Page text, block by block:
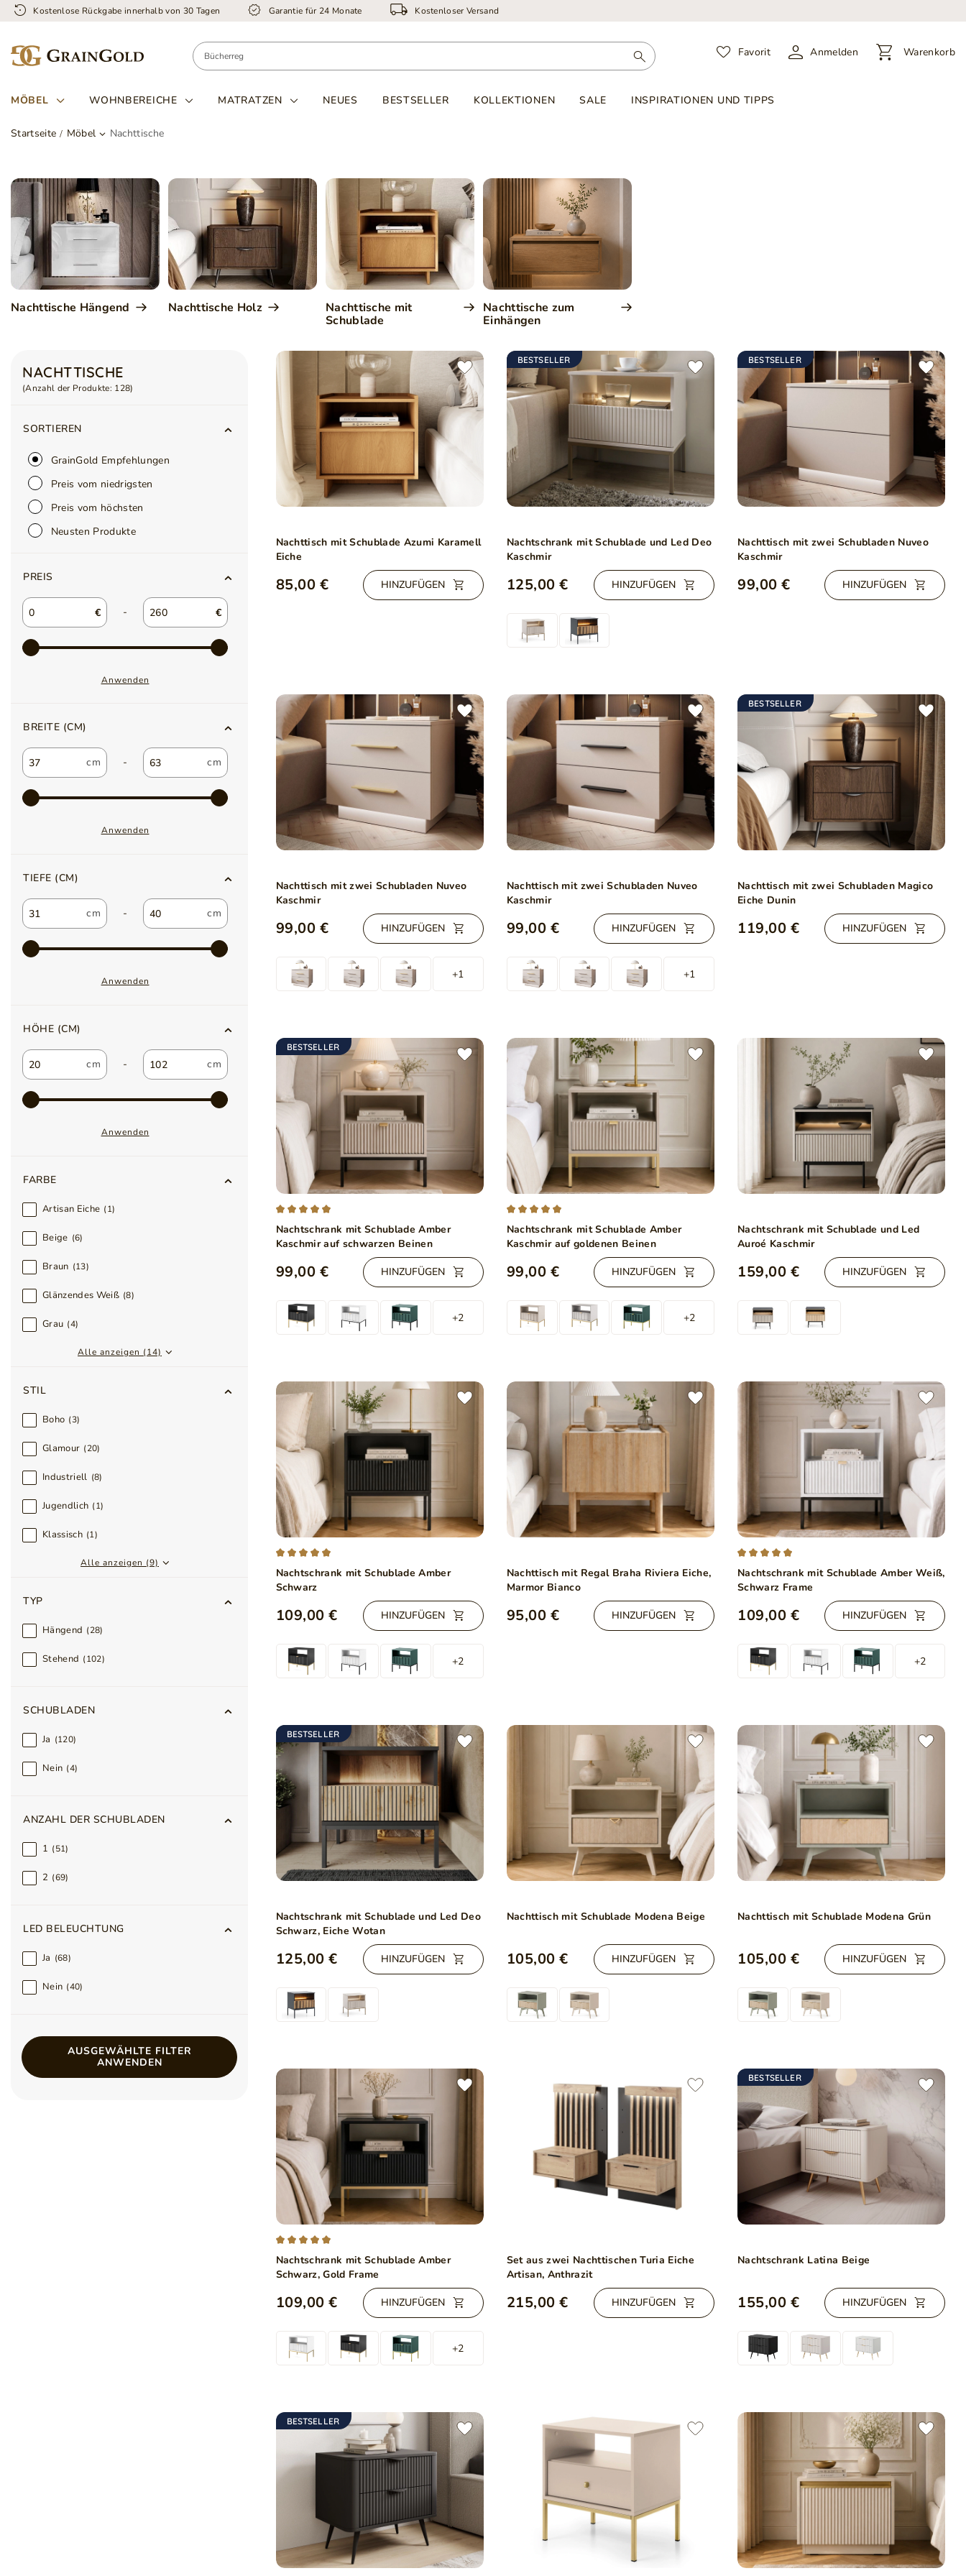
Kostenlose Rückgabe innerhalb von 30 Tagen Garantie für 24 Monate Kostenloser Versand
Favorit Anmelden Warenkorb
MÖBEL WOHNBEREICHE MATRATZEN NEUES BESTSELLER KOLLEKTIONEN SALE INSPIRATIONEN UND TIPPS
Startseite Möbel Nachttische
Nachttische Hängend Nachttische Holz
Nachttische mit
Schublade
Nachttische zum
Einhängen
NACHTTISCHE
(Anzahl der Produkte: 128)
SORTIEREN
GrainGold Empfehlungen
Preis vom niedrigsten
Preis vom höchsten
Neusten Produkte
PREIS
€ - €
Anwenden
BREITE (CM)
-
Anwenden
TIEFE (CM)
-
Anwenden
HÖHE (CM)
-
Anwenden
FARBE
Artisan Eiche 1
Beige 6
Braun 13
Glänzendes Weiß 8
Grau 4
Alle anzeigen (14)
STIL
Boho 3
Glamour 20
Industriell 8
Jugendlich 1
Klassisch 1
Alle anzeigen (9)
TYP
Hängend 28
Stehend 102
SCHUBLADEN
Ja 120
Nein 4
ANZAHL DER SCHUBLADEN
1 51
2 69
LED BELEUCHTUNG
Ja 68
Nein 40
AUSGEWÄHLTE FILTER
ANWENDEN
Nachttisch mit Schublade Azumi Karamell
Eiche
85,00 € HINZUFÜGEN
BESTSELLER
Nachtschrank mit Schublade und Led Deo
Kaschmir
125,00 € HINZUFÜGEN
BESTSELLER
Nachttisch mit zwei Schubladen Nuveo
Kaschmir
99,00 € HINZUFÜGEN
Nachttisch mit zwei Schubladen Nuveo
Kaschmir
99,00 € HINZUFÜGEN
+1
Nachttisch mit zwei Schubladen Nuveo
Kaschmir
99,00 € HINZUFÜGEN
+1
BESTSELLER
Nachttisch mit zwei Schubladen Magico
Eiche Dunin
119,00 € HINZUFÜGEN
BESTSELLER
Nachtschrank mit Schublade Amber
Kaschmir auf schwarzen Beinen
99,00 € HINZUFÜGEN
+2
Nachtschrank mit Schublade Amber
Kaschmir auf goldenen Beinen
99,00 € HINZUFÜGEN
+2
Nachtschrank mit Schublade und Led
Auroé Kaschmir
159,00 € HINZUFÜGEN
Nachtschrank mit Schublade Amber
Schwarz
109,00 € HINZUFÜGEN
+2
Nachttisch mit Regal Braha Riviera Eiche,
Marmor Bianco
95,00 € HINZUFÜGEN
Nachtschrank mit Schublade Amber Weiß,
Schwarz Frame
109,00 € HINZUFÜGEN
+2
BESTSELLER
Nachtschrank mit Schublade und Led Deo
Schwarz, Eiche Wotan
125,00 € HINZUFÜGEN
Nachttisch mit Schublade Modena Beige
105,00 € HINZUFÜGEN
Nachttisch mit Schublade Modena Grün
105,00 € HINZUFÜGEN
Nachtschrank mit Schublade Amber
Schwarz, Gold Frame
109,00 € HINZUFÜGEN
+2
Set aus zwei Nachttischen Turia Eiche
Artisan, Anthrazit
215,00 € HINZUFÜGEN
BESTSELLER
Nachtschrank Latina Beige
155,00 € HINZUFÜGEN
BESTSELLER